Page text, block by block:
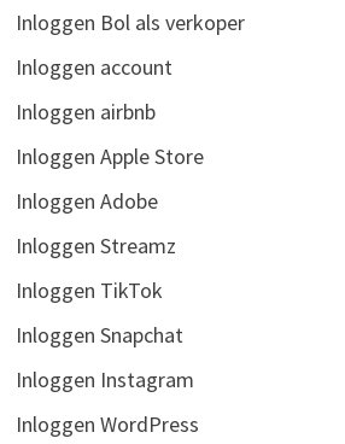
Inloggen Bol als verkoper
Inloggen account
Inloggen airbnb
Inloggen Apple Store
Inloggen Adobe
Inloggen Streamz
Inloggen TikTok
Inloggen Snapchat
Inloggen Instagram
Inloggen WordPress